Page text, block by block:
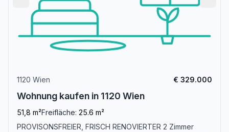
1120 Wien € 329.000
Wohnung kaufen in 1120 Wien
51,8 m²Freifläche: 25.6 m²
PROVISONSFREIER, FRISCH RENOVIERTER 2 Zimmer